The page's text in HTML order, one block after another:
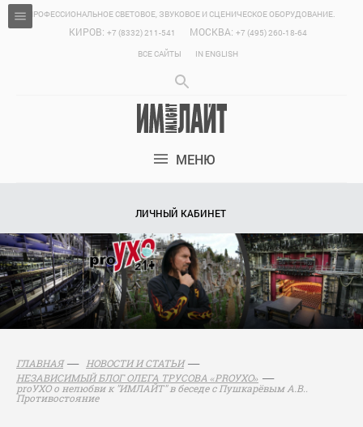
ПРОФЕССИОНАЛЬНОЕ СВЕТОВОЕ, ЗВУКОВОЕ И СЦЕНИЧЕСКОЕ ОБОРУДОВАНИЕ.
КИРОВ: +7 (8332) 211-541 МОСКВА: +7 (495) 260-18-64
ВСЕ САЙТЫ
IN ENGLISH
МЕНЮ
ЛИЧНЫЙ КАБИНЕТ
ГЛАВНАЯ
НОВОСТИ И СТАТЬИ
НЕЗАВИСИМЫЙ БЛОГ ОЛЕГА ТРУСОВА «PROУХО»
proУХО о нелюбви к "ИМЛАЙТ" в беседе с Пушкарёвым А.В..
Противостояние